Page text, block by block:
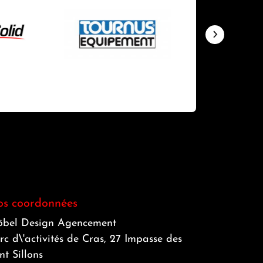
coordonnées
Design Agencement
d\'activités de Cras, 27 Impasse des
Sillons